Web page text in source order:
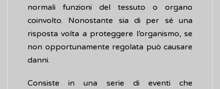
normali funzioni del tessuto o organo
coinvolto. Nonostante sia di per sé una
risposta volta a proteggere l’organismo, se
non opportunamente regolata può causare
danni.
Consiste in una serie di eventi che